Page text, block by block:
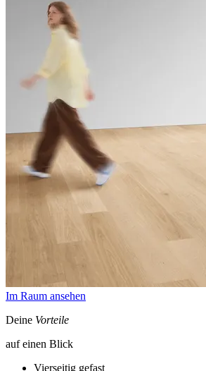
Im Raum ansehen
Deine Vorteile
auf einen Blick
Vierseitig gefast